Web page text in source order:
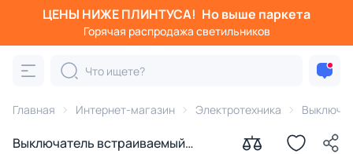
ЦЕНЫ НИЖЕ ПЛИНТУСА! Но выше паркета
Горячая распродажа светильников
Главная Интернет-магазин Электротехника
Выключатель встраиваемый